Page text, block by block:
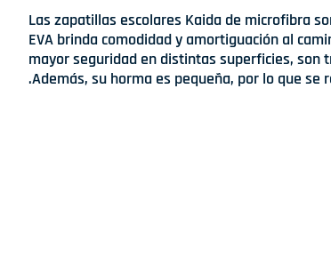
Las zapatillas escolares Kaida de microfibra
EVA brinda comodidad y amortiguación al
mayor seguridad en distintas superficies, son
.Además, su horma es pequeña, por lo que